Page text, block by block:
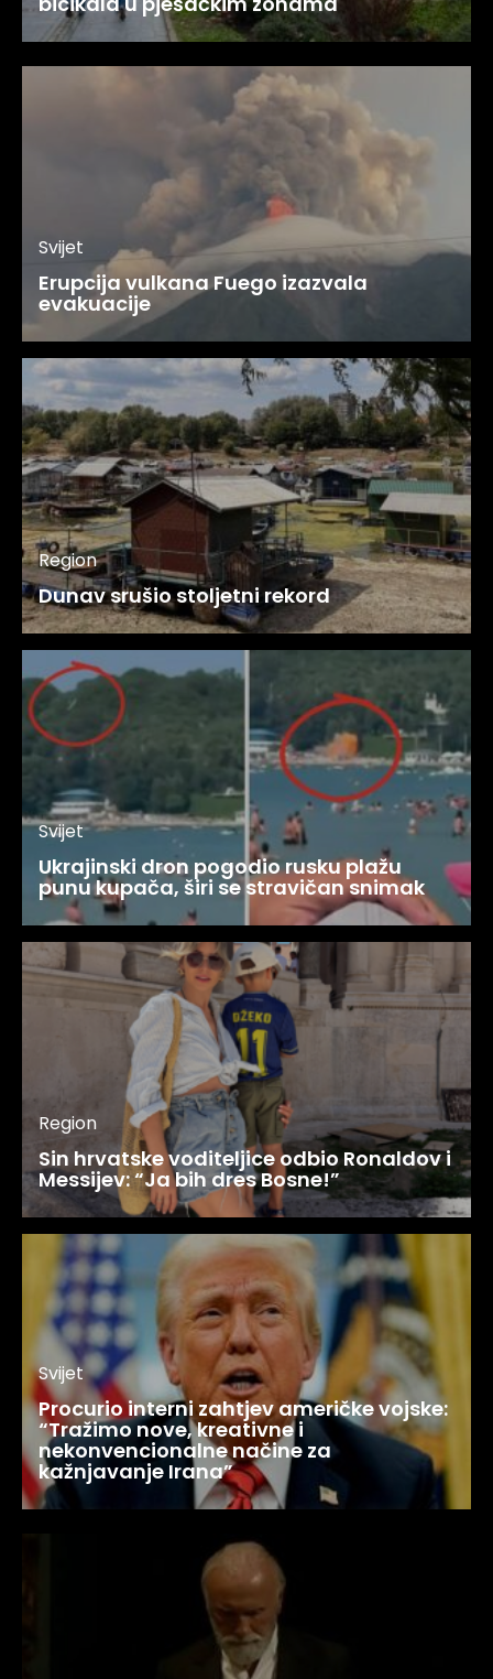
Svijet
Erupcija vulkana Fuego izazvala
evakuacije
Region
Dunav srušio stoljetni rekord
Svijet
Ukrajinski dron pogodio rusku plažu
punu kupača, širi se stravičan snimak
Region
Sin hrvatske voditeljice odbio Ronaldov i
Messijev: “Ja bih dres Bosne!”
Svijet
Procurio interni zahtjev američke vojske:
“Tražimo nove, kreativne i
nekonvencionalne načine za
kažnjavanje Irana”